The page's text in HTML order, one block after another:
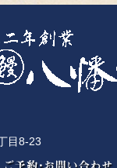
目8-23